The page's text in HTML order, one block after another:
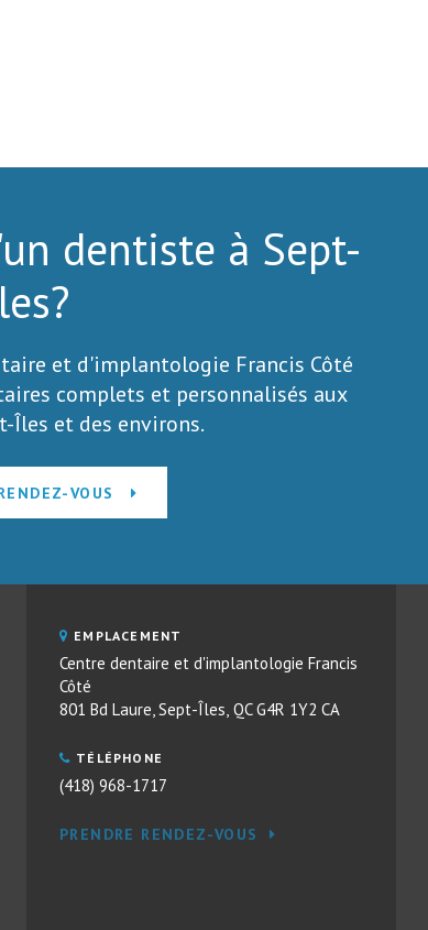
dentiste à Sept-
et d'implantologie Francis Côté
complets et personnalisés aux
Îles et des environs.
VOUS
EMPLACEMENT
Centre dentaire et d'implantologie Francis
Côté
801 Bd Laure Sept-Îles QC G4R 1Y2 CA
TÉLÉPHONE
(418) 968-1717
PRENDRE RENDEZ-VOUS